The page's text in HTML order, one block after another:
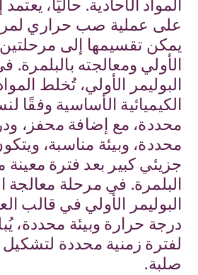
المواد الأحادية. حاليًا،
على عملية صب حراري
يمكن تقسيمها إلى مرحلتين:
الأولي ومعالجته بالبلمرة.
البوليمر الأولي، تُخلط
الكيميائية الأساسية وفقًا
محددة، مع إضافة محفز،
محددة، وبيئة مناسبة،
جزيئي كبير بعد فترة
البلمرة. في مرحلة
البوليمر الأولي في قالب
درجة حرارة وبيئة محددة،
لفترة زمنية محددة
صلبة.